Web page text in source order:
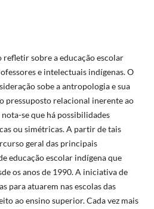
refletir sobre a educação escolar
e intelectuais indígenas. O
sobe a antropologia e sua
pressuposto relacional inerente ao
se que há possibilidades
ou simétricas. A partir de tais
geral das principais
educação escolar indígena que
os anos de 1990. A iniciativa de
para atuarem nas escolas das
ao ensino superior. Cada vez mais